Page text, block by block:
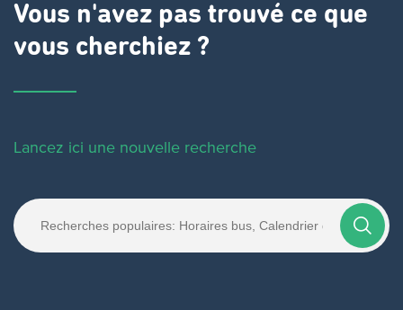
Vous n'avez pas trouvé ce que
vous cherchiez ?
Lancez ici une nouvelle recherche